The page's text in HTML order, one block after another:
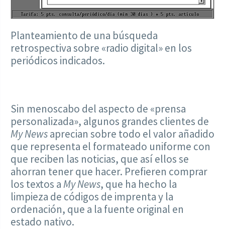
Planteamiento de una búsqueda
retrospectiva sobre «radio digital» en los
periódicos indicados.
Sin menoscabo del aspecto de «prensa
personalizada», algunos grandes clientes de
My Newsaprecian sobre todo el valor añadido
que representa el formateado uniforme con
que reciben las noticias, que así ellos se
ahorran tener que hacer. Prefieren comprar
los textos aMy News, que ha hecho la
limpieza de códigos de imprenta y la
ordenación, que a la fuente original en
estado nativo.